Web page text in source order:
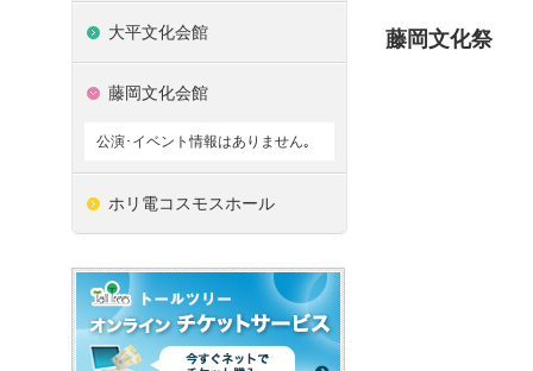
藤岡文化祭
大平文化会館
藤岡文化会館
公演･イベント情報はありません｡
ホリ電コスモスホール